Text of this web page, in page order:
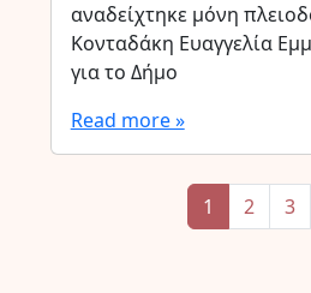
αναδείχτηκε μόνη
Κονταδάκη Ευαγγελία
για το Δήμο
Read more »
Page navigation Current Page
1 Page
2 3